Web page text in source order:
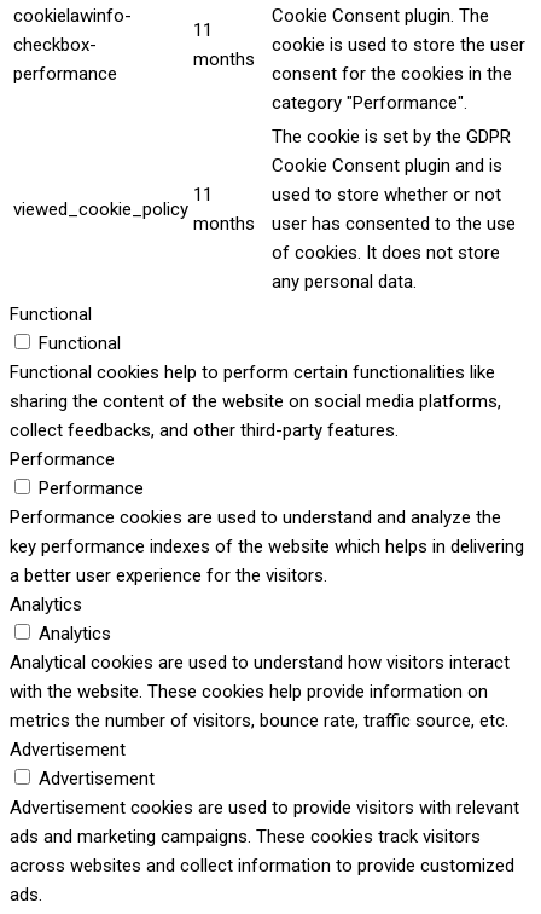
cookielawinfo-
checkbox-
performance
11
months
Cookie Consent plugin. The
cookie is used to store the user
consent for the cookies in the
category "Performance".
viewed_cookie_policy
11
months
The cookie is set by the GDPR
Cookie Consent plugin and is
used to store whether or not
user has consented to the use
of cookies. It does not store
any personal data.
Functional
Functional
Functional cookies help to perform certain functionalities like
sharing the content of the website on social media platforms,
collect feedbacks, and other third-party features.
Performance
Performance
Performance cookies are used to understand and analyze the
key performance indexes of the website which helps in delivering
a better user experience for the visitors.
Analytics
Analytics
Analytical cookies are used to understand how visitors interact
with the website. These cookies help provide information on
metrics the number of visitors, bounce rate, traffic source, etc.
Advertisement
Advertisement
Advertisement cookies are used to provide visitors with relevant
ads and marketing campaigns. These cookies track visitors
across websites and collect information to provide customized
ads.